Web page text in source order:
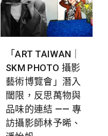
「ART TAIWAN｜
SKM PHOTO 攝影
藝術博覽會」潛入
閾限，反思萬物與
品味的連結 —— 專
訪攝影師林予晞、